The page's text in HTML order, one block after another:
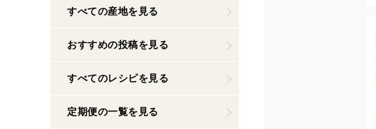
すべての産地を見る
おすすめの投稿を見る
すべてのレシピを見る
定期便の一覧を見る